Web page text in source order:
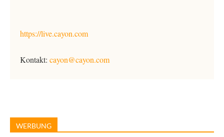
https://live.cayon.com
Kontakt: cayon@cayon.com
WERBUNG